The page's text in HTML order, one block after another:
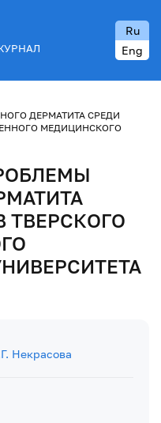
Ru
Eng
ДЕРМАТИТА СРЕДИ
МЕДИЦИНСКОГО
ТВЕРСКОГО
Некрасова